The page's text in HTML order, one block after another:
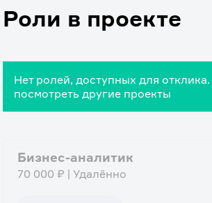
Роли в проекте
Нет ролей, доступных для
посмотреть другие проекты
Бизнес-аналитик
70 000 ₽ | Удалённо